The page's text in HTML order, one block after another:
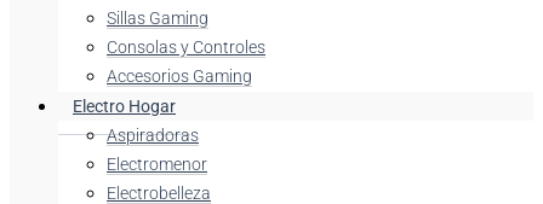
Sillas Gaming
Consolas y Controles
Accesorios Gaming
Electro Hogar
Aspiradoras
Electromenor
Electrobelleza